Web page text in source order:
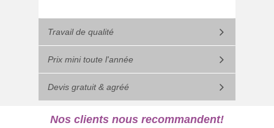
Travail de qualité
Prix mini toute l'année
Devis gratuit & agréé
Nos clients nous recommandent!